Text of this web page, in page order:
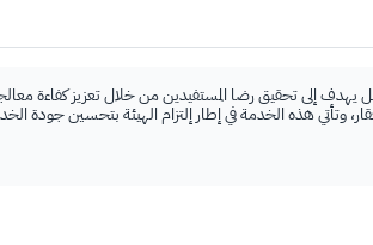
إلى تحقيق رضا المستفيدين من خلال تعزيز كفاءة
وتأتي هذه الخدمة في إطار إلتزام الهيئة بتحسين جودة